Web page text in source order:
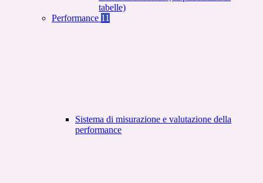
tabelle)
Performance 11
Sistema di misurazione e valutazione della
performance